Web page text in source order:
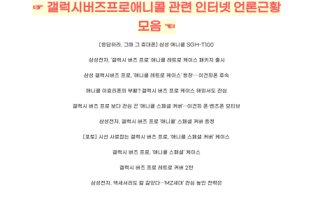
☞ 갤럭시버즈프로애니콜 관련 인터넷 언론근황
모음 ☜
[응답하라, 그때 그 휴대폰] 삼성 애니콜 SGH-T100
삼성전자, '갤럭시 버즈 프로' 애니콜 레트로 케이스 패키지 출시
삼성 갤럭시버즈 프로, '애니콜 레트로 케이스' 등장… 이건희폰 후속
애니콜 이효리폰의 부활? 갤럭시 버즈 프로 케이스 해외서도 관심
갤럭시 버즈 프로 보다 관심 끈 '애니콜 스페셜 커버'…이건희 폰·벤츠폰 모티브
삼성전자, 갤럭시 버즈 프로 '애니콜' 스페셜 커버 증정
[포토] 시선 사로잡는 갤럭시 버즈 프로, '애니콜 스페셜 커버' 케이스
갤럭시 버즈 프로, '애니콜 스페셜' 케이스
갤럭시 버즈 프로 레트로 커버 2탄
삼성전자, 액세서리도 칼 갈았다…'MZ세대' 관심 높인 전략은